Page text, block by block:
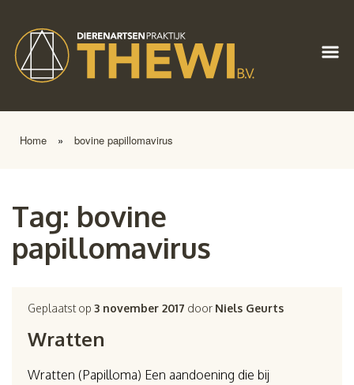
Home » bovine papillomavirus
Tag: bovine
papillomavirus
Geplaatst op3 november 2017 door Niels Geurts
Wratten
Wratten (Papilloma) Een aandoening die bij